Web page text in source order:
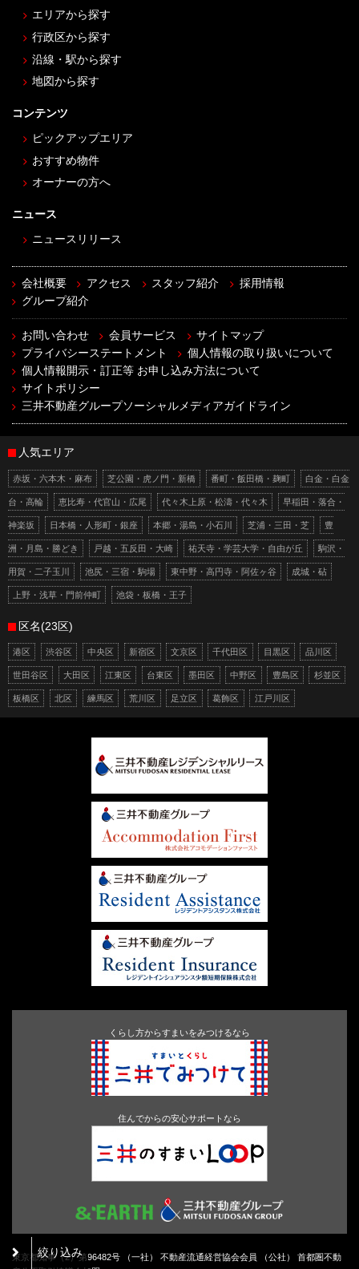
絞り込み
エリアから探す
行政区から探す
沿線・駅から探す
地図から探す
コンテンツ
ピックアップエリア
おすすめ物件
オーナーの方へ
ニュース
ニュースリリース
会社概要 アクセス スタッフ紹介
採用情報
グループ紹介
お問い合わせ 会員サービス
サイトマップ
プライバシーステートメント
個人情報の取り扱いについて
個人情報開示・訂正等 お申し込み方法について
サイトポリシー
三井不動産グループソーシャルメディアガイドライン
人気エリア
赤坂・六本木・麻布 芝公園・虎ノ門・新橋 番町・飯田橋・麹町 白金・白金
台・高輪 恵比寿・代官山・広尾 代々木上原・松濤・代々木 早稲田・落合・
神楽坂 日本橋・人形町・銀座 本郷・湯島・小石川 芝浦・三田・芝 豊
洲・月島・勝どき 戸越・五反田・大崎 祐天寺・学芸大学・自由が丘 駒沢・
用賀・二子玉川 池尻・三宿・駒場 東中野・高円寺・阿佐ヶ谷 成城・砧
上野・浅草・門前仲町 池袋・板橋・王子
区名(23区)
港区 渋谷区 中央区 新宿区 文京区 千代田区 目黒区 品川区
世田谷区 大田区 江東区 台東区 墨田区 中野区 豊島区 杉並区
板橋区 北区 練馬区 荒川区 足立区 葛飾区 江戸川区
くらし方からすまいをみつけるなら
住んでからの安心サポートなら
東京都知事（2）第96482号 （一社） 不動産流通経営協会会員 （公社） 首都圏不動